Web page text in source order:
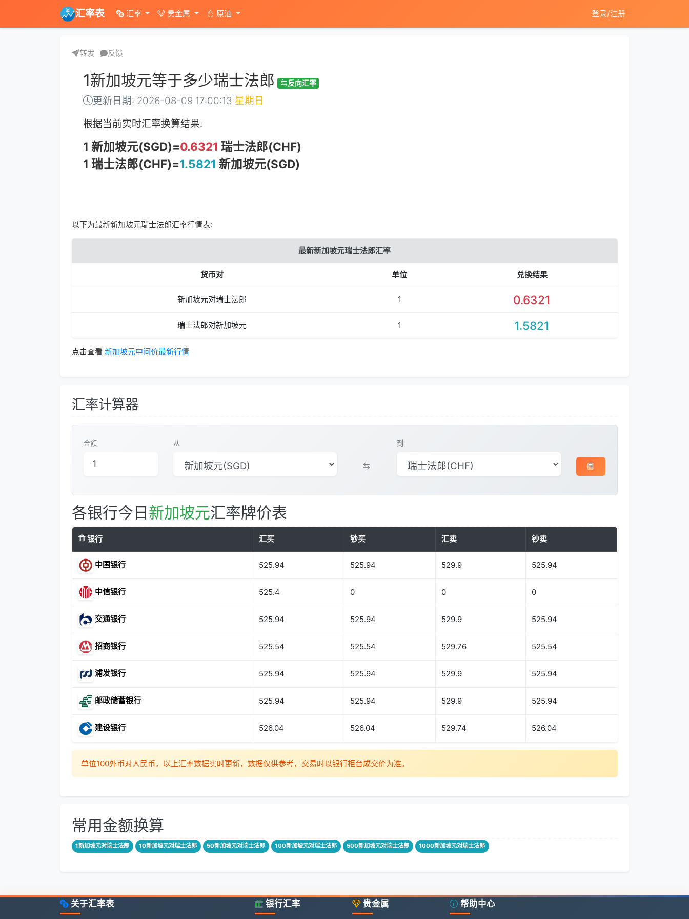
汇率表 汇率 贵金属 原油 登录/注册
转发 反馈
1新加坡元等于多少瑞士法郎 反向汇率
更新日期: 2026-08-09 17:00:13 星期日
根据当前实时汇率换算结果:
1 新加坡元(SGD)=0.6321 瑞士法郎(CHF)
1 瑞士法郎(CHF)=1.5821 新加坡元(SGD)
以下为最新新加坡元瑞士法郎汇率行情表:
最新新加坡元瑞士法郎汇率
货币对 单位 兑换结果
新加坡元对瑞士法郎 1 0.6321
瑞士法郎对新加坡元 1 1.5821
点击查看 新加坡元中间价最新行情
汇率计算器
金额 从 到
各银行今日新加坡元汇率牌价表
银行 汇买 钞买 汇卖 钞卖
中国银行 525.94 525.94 529.9 525.94
中信银行 525.4 0 0 0
交通银行 525.94 525.94 529.9 525.94
招商银行 525.54 525.54 529.76 525.54
浦发银行 525.94 525.94 529.9 525.94
邮政储蓄银行 525.94 525.94 529.9 525.94
建设银行 526.04 526.04 529.74 526.04
单位100外币对人民币，以上汇率数据实时更新，数据仅供参考，交易时以银行柜台成交价为准。
常用金额换算
1新加坡元对瑞士法郎 10新加坡元对瑞士法郎 50新加坡元对瑞士法郎 100新加坡元对瑞士法郎 500新加坡元对瑞士法郎 1000新加坡元对瑞士法郎
关于汇率表 银行汇率 贵金属 帮助中心